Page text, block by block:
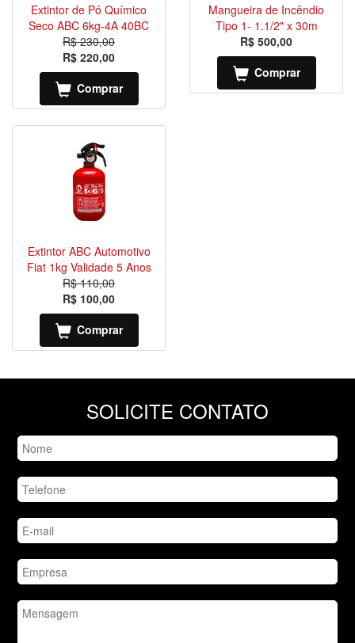
Extintor de Pó Químico
Seco ABC 6kg-4A 40BC
R$ 230,00
R$ 220,00
Comprar
Mangueira de Incêndio
Tipo 1- 1.1/2" x 30m
R$ 500,00
Comprar
Extintor ABC Automotivo
Fiat 1kg Validade 5 Anos
R$ 110,00
R$ 100,00
Comprar
SOLICITE CONTATO